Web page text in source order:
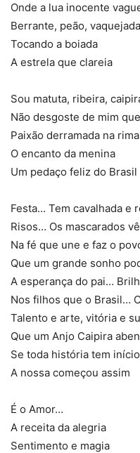
Carnaval 2016: Desfile da
Collyer/
Carnaval 2016: Desfile da
Collyer/
Onde a lua inocente
Berrante, peão, vaquejada
Tocando a boiada
A estrela que clareia
Sou matuta, ribeira,
Não desgoste de mim
Paixão derramada na rima
O encanto da menina
Um pedaço feliz do Brasil
Festa… Tem cavalhada e
Risos… Os mascarados
Na fé que une e faz o
Que um grande sonho
A esperança do pai…
Nos filhos que o Brasil…
Talento e arte, vitória e
Que um Anjo Caipira
Se toda história tem
A nossa começou assim
É o Amor…
A receita da alegria
Sentimento e magia